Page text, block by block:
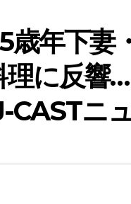
歳年下妻
理に反響
CASTニ